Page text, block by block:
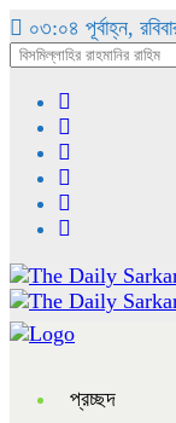
০৩:০৪ পূর্বাহ্ন,
প্রচ্ছদ